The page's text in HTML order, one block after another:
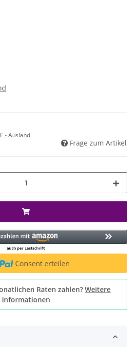
- Ausland
Frage zum Artikel
Consent erteilen
Raten zahlen? Weitere
Informationen